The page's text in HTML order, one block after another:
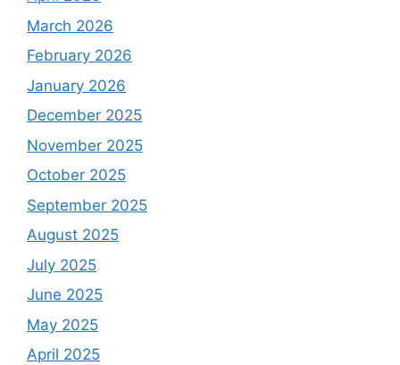
March 2026
February 2026
January 2026
December 2025
November 2025
October 2025
September 2025
August 2025
July 2025
June 2025
May 2025
April 2025